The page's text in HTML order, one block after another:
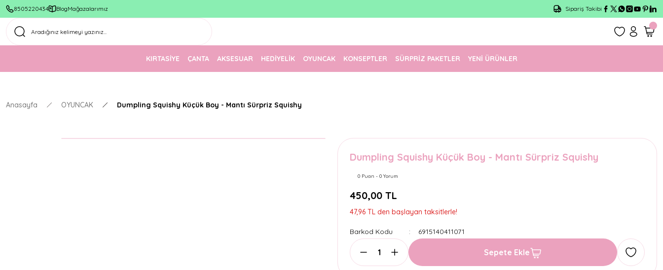
8505220434 BlogMağazalarımız
1500 TL Üzeri Ücretsiz Kargo
Sipariş Takibi
KIRTASİYE ÇANTA AKSESUAR HEDİYELİK OYUNCAK KONSEPTLER SÜRPRİZ PAKETLER YENİ ÜRÜNLER
Anasayfa OYUNCAK Dumpling Squishy Küçük Boy - Mantı Sürpriz Squishy
Dumpling Squishy Küçük Boy - Mantı Sürpriz Squishy
0 Puan - 0 Yorum
450,00 TL
47,96 TL den başlayan taksitlerle!
Barkod Kodu 6915140411071
Sepete Ekle